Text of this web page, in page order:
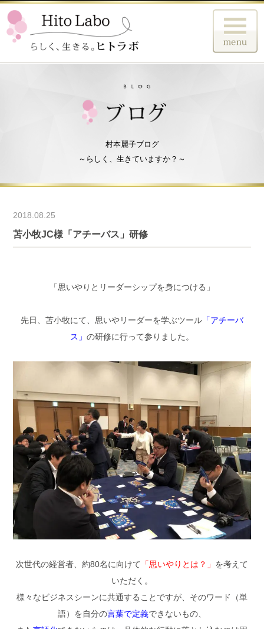
村本麗子ブログ
～らしく、生きていますか？～
2018.08.25
苫小牧JC様「アチーバス」研修
「思いやりとリーダーシップを身につける」
先日、苫小牧にて、思いやリーダーを学ぶツール 「アチーバ
ス」 の研修に行って参りました。
次世代の経営者、約80名に向けて 「思いやりとは？」 を考えて
いただく。
様々なビジネスシーンに共通することですが、そのワード（単
語）を自分の言葉で定義できないもの、